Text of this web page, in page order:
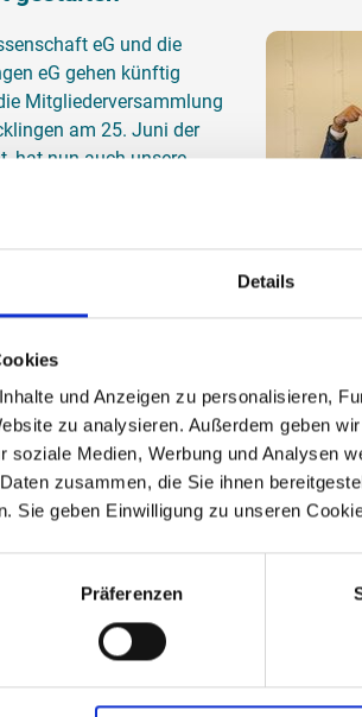
Details
und Anzeigen zu personalisieren,
zu analysieren. Außerdem geben
soziale Medien, Werbung und Analysen
zusammen, die Sie ihnen
Sie geben Einwilligung zu unseren
Präferenzen
eG und die
eG gehen künftig
Mitgliederversammlung
am 25. Juni der
hat nun auch unsere
den Zusammenschluss
in das
Genossenschaft
den
erfolgreich zu begegnen.
wirtschaftliche Stärke,
um unseren
und auch künftig
DNA der Genossenschaften. Eine
Die beste Zeit für eine
Lara Marie Meier, Vorständin der